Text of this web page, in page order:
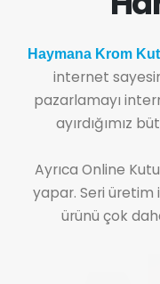
Haymana Krom
internet
pazarlamayı
ayırdığımız
Ayrıca Online
yapar. Seri üretim
ürünü çok